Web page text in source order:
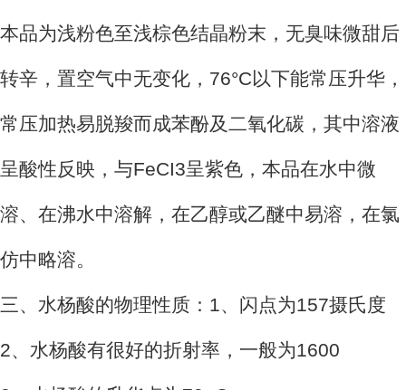
本品为浅粉色至浅棕色结晶粉末，无臭味微甜后
转辛，置空气中无变化，76°C以下能常压升华，
常压加热易脱羧而成苯酚及二氧化碳，其中溶液
呈酸性反映，与FeCI3呈紫色，本品在水中微
溶、在沸水中溶解，在乙醇或乙醚中易溶，在氯
仿中略溶。
三、水杨酸的物理性质：1、闪点为157摄氏度
2、水杨酸有很好的折射率，一般为1600